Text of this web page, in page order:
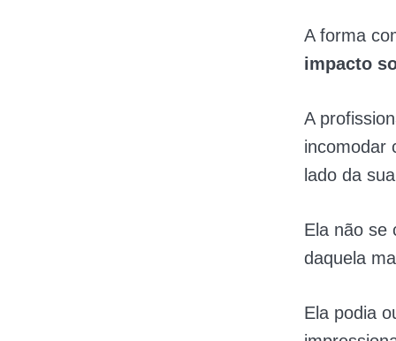
A forma
impacto
A
incomodar
lado da
Ela não se
daquela
Ela podia